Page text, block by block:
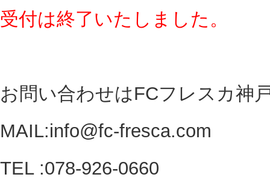
受付は終了いたしました。
お問い合わせはFCフレスカ神
MAIL:info@fc-fresca.com
TEL :078-926-0660